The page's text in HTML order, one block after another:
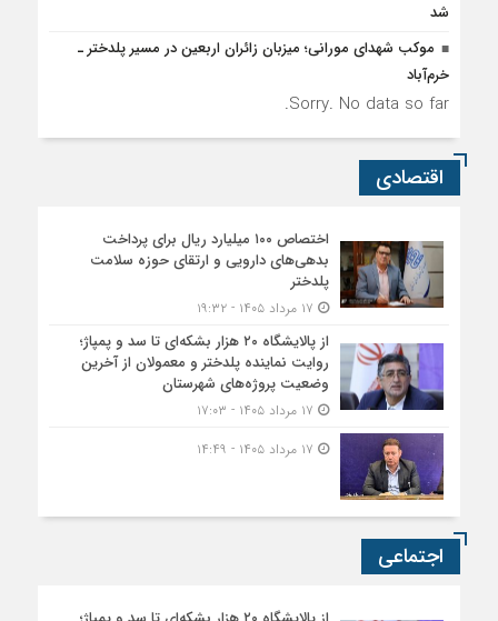
شد
موکب شهدای مورانی؛ میزبان زائران اربعین در مسیر پلدختر ـ
خرم‌آباد
Sorry. No data so far.
اقتصادی
اختصاص ۱۰۰ میلیارد ریال برای پرداخت
بدهی‌های دارویی و ارتقای حوزه سلامت
پلدختر
از پالایشگاه ۲۰ هزار بشکه‌ای تا سد و پمپاژ؛
روایت نماینده پلدختر و معمولان از آخرین
وضعیت پروژه‌های شهرستان
اجتماعی